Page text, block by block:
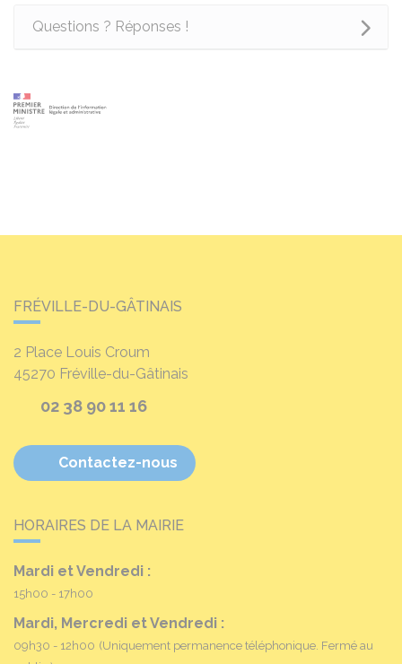
Questions ? Réponses !
FRÉVILLE-DU-GÂTINAIS
2 Place Louis Croum
45270 Fréville-du-Gâtinais
02 38 90 11 16
Contactez-nous
HORAIRES DE LA MAIRIE
Mardi et Vendredi :
15h00 - 17h00
Mardi, Mercredi et Vendredi :
09h30 - 12h00 (Uniquement permanence téléphonique. Fermé au